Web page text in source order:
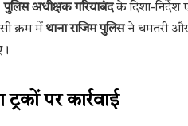
पुलिस अधीक्षक गरियाबंदके दिशा-निर्देश
क्रम मेंथाना राजिम पुलिसने धमतरी और
पर कार्रवाई